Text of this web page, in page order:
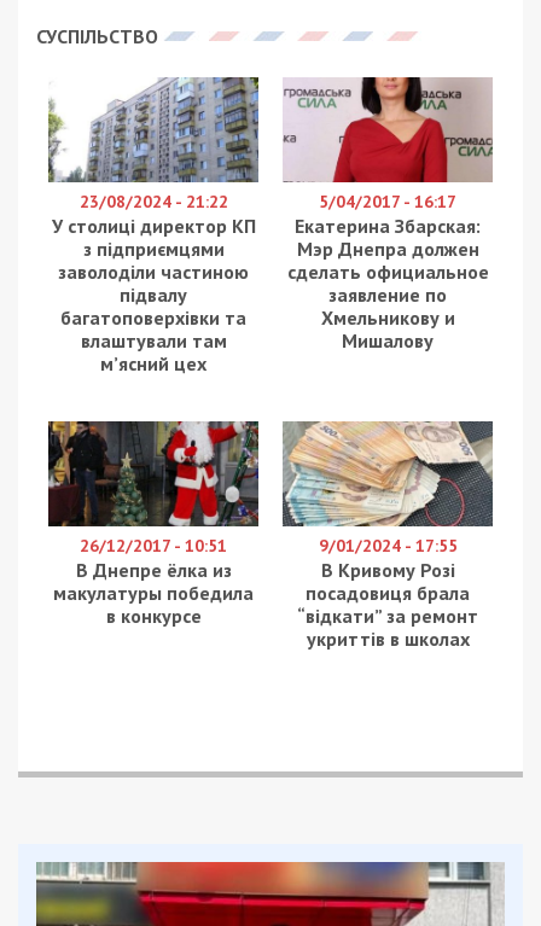
СУСПІЛЬСТВО
23/08/2024 - 21:22
У столиці директор КП
з підприємцями
заволоділи частиною
підвалу
багатоповерхівки та
влаштували там
м’ясний цех
5/04/2017 - 16:17
Екатерина Збарская:
Мэр Днепра должен
сделать официальное
заявление по
Хмельникову и
Мишалову
26/12/2017 - 10:51
В Днепре ёлка из
макулатуры победила
в конкурсе
9/01/2024 - 17:55
В Кривому Розі
посадовиця брала
“відкати” за ремонт
укриттів в школах